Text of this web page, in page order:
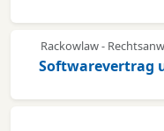
Rackowlaw -
Softwarevertrag